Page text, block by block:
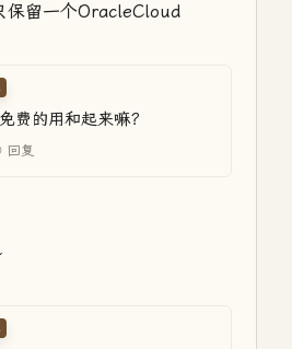
保留一个OracleCloud
免费的用和起来嘛？
回复